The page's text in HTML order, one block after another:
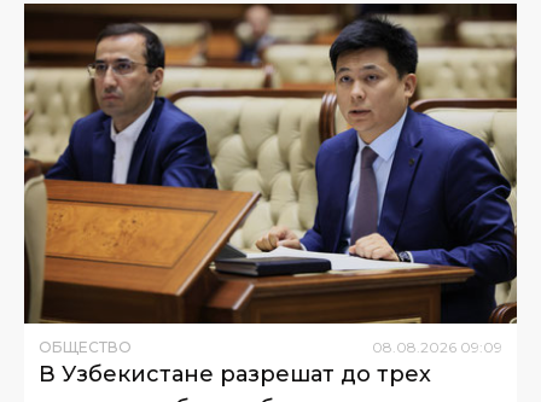
ОБЩЕСТВО 08.08.2026 09:09
В Узбекистане разрешат до трех